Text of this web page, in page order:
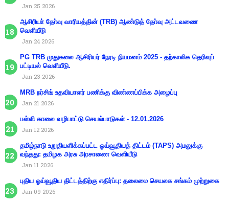
Jan 25 2026
ஆசிரியா் தோ்வு வாரியத்தின் (TRB) ஆண்டுத் தோ்வு அட்டவணை
வெளியீடு
Jan 24 2026
PG TRB முதுகலை ஆசிரியர் நேரடி நியமனம் 2025 - தற்காலிக தெரிவுப்
பட்டியல் வெளியீடு.
Jan 23 2026
MRB நர்சிங் உதவியாளர் பணிக்கு விண்ணப்பிக்க அழைப்பு
Jan 21 2026
பள்ளி காலை வழிபாட்டு செயல்பாடுகள் - 12.01.2026
Jan 12 2026
தமிழ்நாடு உறுதியளிக்கப்பட்ட ஓய்வூதியத் திட்டம் (TAPS) அமலுக்கு
வந்தது: தமிழக அரசு அரசாணை வெளியீடு
Jan 11 2026
புதிய ஓய்வூதிய திட்டத்திற்கு எதிர்ப்பு: தலைமை செயலக சங்கம் முற்றுகை
Jan 09 2026